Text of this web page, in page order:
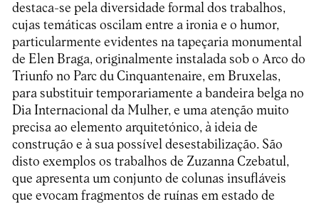
destaca-se pela diversidade formal dos trabalhos,
cujas temáticas oscilam entre a ironia e o humor,
particularmente evidentes na tapeçaria monumental
de Elen Braga, originalmente instalada sob o Arco do
Triunfo no Parc du Cinquantenaire, em Bruxelas,
para substituir temporariamente a bandeira belga no
Dia Internacional da Mulher, e uma atenção muito
precisa ao elemento arquitetónico, à ideia de
construção e à sua possível desestabilização. São
disto exemplos os trabalhos de Zuzanna Czebatul,
que apresenta um conjunto de colunas insufláveis
que evocam fragmentos de ruínas em estado de